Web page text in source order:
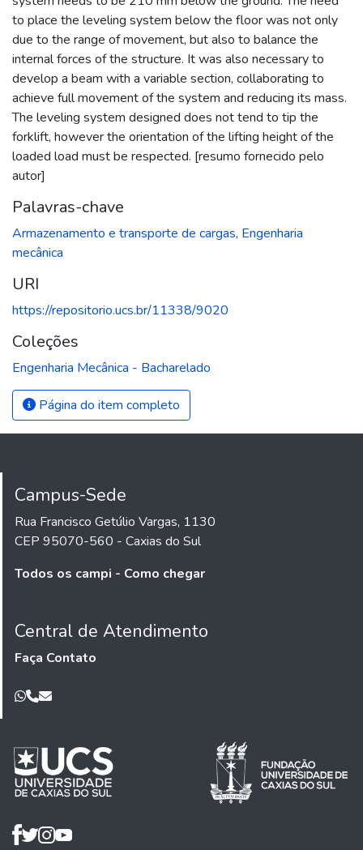
to place the leveling system below the floor was not only
due to the range of movement, but also to balance the
internal forces of the structure. It was also necessary to
develop a beam with a variable section, collaborating to
achieve full movement of the system and reducing its mass.
The leveling system designed does not tend to tip the
forklift, however the orientation of the lifting height of the
loaded load must be respected. [resumo fornecido pelo
autor]
Palavras-chave
Armazenamento e transporte de cargas, Engenharia
mecânica
URI
https://repositorio.ucs.br/11338/9020
Coleções
Engenharia Mecânica - Bacharelado
Página do item completo
Campus-Sede
Rua Francisco Getúlio Vargas, 1130
CEP 95070-560 - Caxias do Sul
Todos os campi - Como chegar
Central de Atendimento
Faça Contato